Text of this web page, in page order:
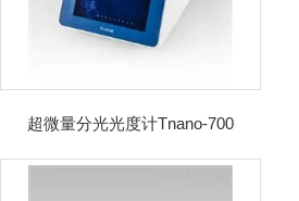
超微量分光光度计Tnano-700